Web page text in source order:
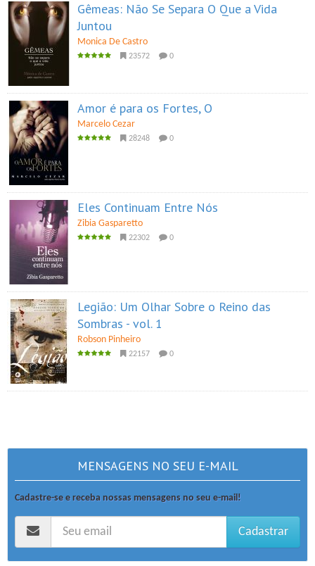
Gêmeas: Não Se Separa O Que a Vida
Juntou
Monica De Castro
23572 0
Amor é para os Fortes, O
Marcelo Cezar
28248 0
Eles Continuam Entre Nós
Zibia Gasparetto
22302 0
Legião: Um Olhar Sobre o Reino das
Sombras - vol. 1
Robson Pinheiro
22157 0
MENSAGENS NO SEU E-MAIL
Cadastre-se e receba nossas mensagens no seu e-mail!
Cadastrar